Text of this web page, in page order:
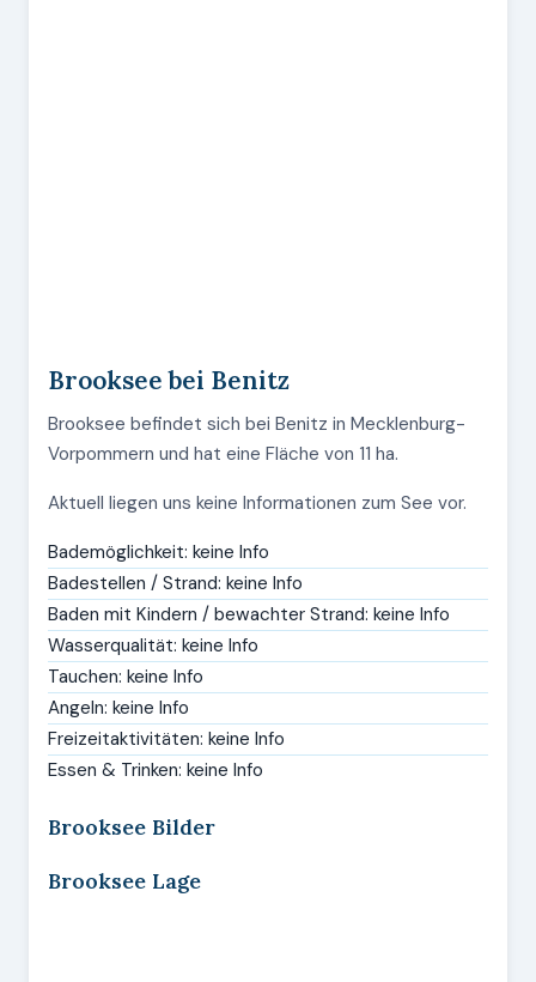
Brooksee bei Benitz
Brooksee befindet sich bei Benitz in Mecklenburg-
Vorpommern und hat eine Fläche von 11 ha.
Aktuell liegen uns keine Informationen zum See vor.
Bademöglichkeit: keine Info
Badestellen / Strand: keine Info
Baden mit Kindern / bewachter Strand: keine Info
Wasserqualität: keine Info
Tauchen: keine Info
Angeln: keine Info
Freizeitaktivitäten: keine Info
Essen & Trinken: keine Info
Brooksee Bilder
Brooksee Lage